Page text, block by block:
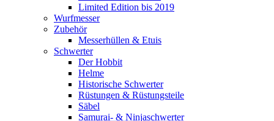
Limited Edition bis 2019
Wurfmesser
Zubehör
Messerhüllen & Etuis
Schwerter
Der Hobbit
Helme
Historische Schwerter
Rüstungen & Rüstungsteile
Säbel
Samurai- & Ninjaschwerter